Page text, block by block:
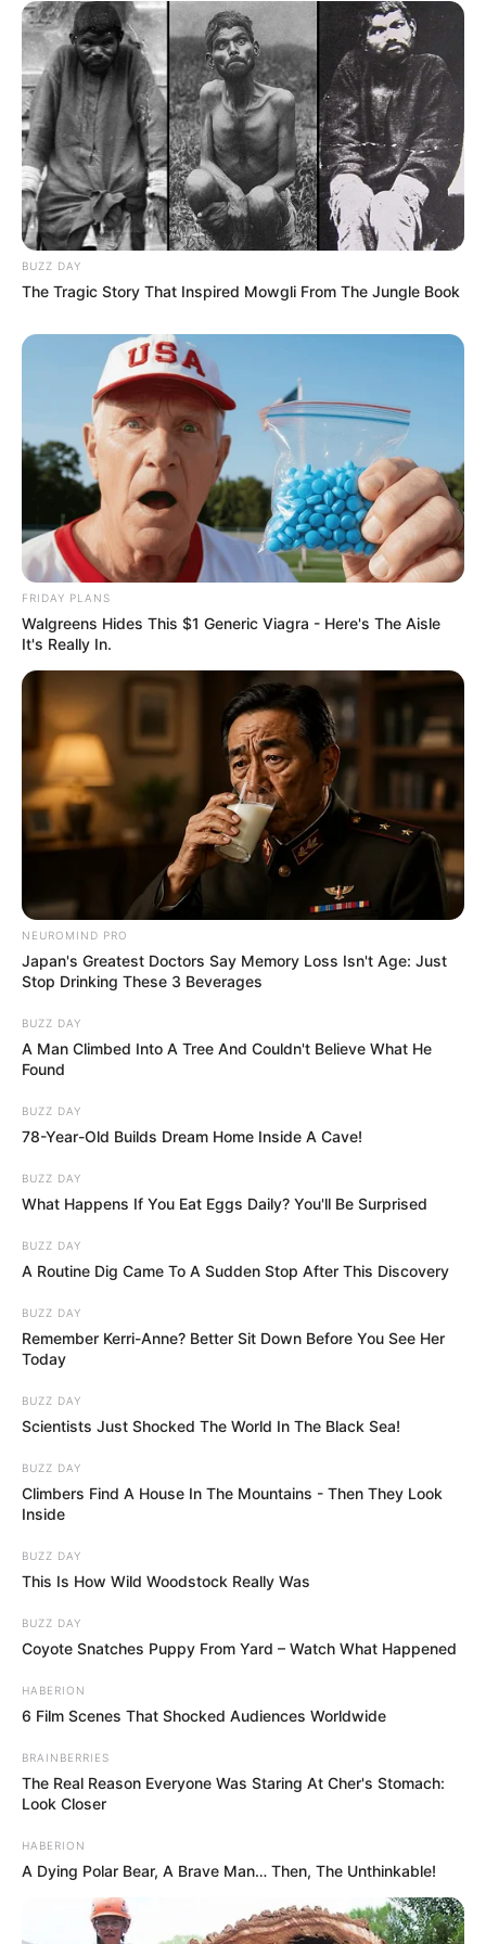
Plus belle la vie, encore
plus belle
font équipe
Lundi 08 juin 2026 (épisode 600)
inquiètent son entourage. Alors que Barbara
épineux, Aya (
(Valentin Duclaux) se laissent emporter par
leur goût du risque.
LIRE AUSSI
Plus belle la vie, encore plus belle : Louis révèle
la vérité à Barbara… Les résumés en avance
Plus belle la vie : c’est validé pour TF1
Đây có thể là thời điểm tốt nhất để giao dịch
Sponsored
Powered by Taboola
Mardi 09 juin 2026 (épisode 601)
Les émotions de chacun s’invitent au milieu des
Louis décide de jouer cartes sur table. De son
nouvelle mission.
BUZZ DAY
The Tragic Story That Inspired Mowgli From The Jungle Book
FRIDAY PLANS
Walgreens Hides This $1 Generic Viagra - Here's The Aisle
It's Really In.
NEUROMIND PRO
Japan's Greatest Doctors Say Memory Loss Isn't Age: Just
Stop Drinking These 3 Beverages
BUZZ DAY
A Man Climbed Into A Tree And Couldn't Believe What He
Found
BUZZ DAY
78-Year-Old Builds Dream Home Inside A Cave!
BUZZ DAY
What Happens If You Eat Eggs Daily? You'll Be Surprised
BUZZ DAY
A Routine Dig Came To A Sudden Stop After This Discovery
BUZZ DAY
Remember Kerri-Anne? Better Sit Down Before You See Her
Today
BUZZ DAY
Scientists Just Shocked The World In The Black Sea!
BUZZ DAY
Climbers Find A House In The Mountains - Then They Look
Inside
BUZZ DAY
This Is How Wild Woodstock Really Was
BUZZ DAY
Coyote Snatches Puppy From Yard – Watch What Happened
HABERION
6 Film Scenes That Shocked Audiences Worldwide
BRAINBERRIES
The Real Reason Everyone Was Staring At Cher's Stomach:
Look Closer
HABERION
A Dying Polar Bear, A Brave Man… Then, The Unthinkable!